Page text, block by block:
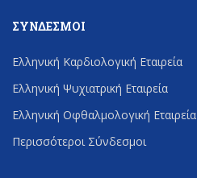
ΣΎΝΔΕΣΜΟΙ
Ελληνική Καρδιολογική Εταιρεία
Ελληνική Ψυχιατρική Εταιρεία
Ελληνική Οφθαλμολογική Εταιρεία
Περισσότεροι Σύνδεσμοι